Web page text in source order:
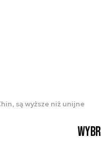
są wyższe niż unijne